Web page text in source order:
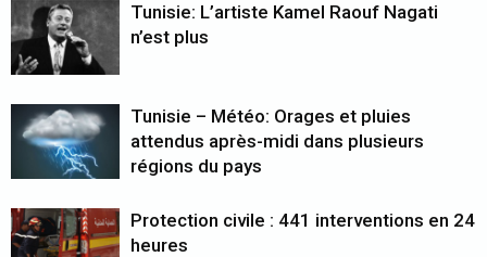
Tunisie: L’artiste Kamel Raouf Nagati
n’est plus
Tunisie – Météo: Orages et pluies
attendus après-midi dans plusieurs
régions du pays
Protection civile : 441 interventions en 24
heures